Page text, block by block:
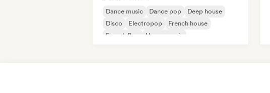
Dance music Dance pop
Deep house
Disco
Electropop
French house
French Pop
House music